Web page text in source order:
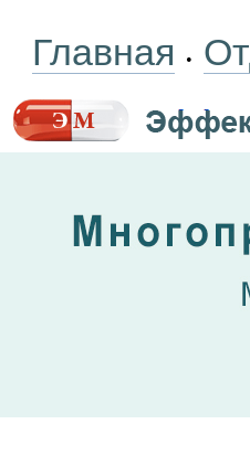
Главная •